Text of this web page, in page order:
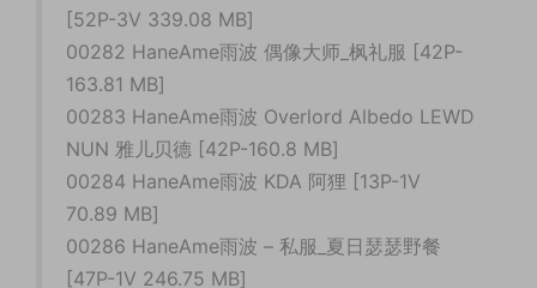
[52P-3V 339.08 MB]
00282 HaneAme雨波 偶像大师_枫礼服 [42P-
163.81 MB]
00283 HaneAme雨波 Overlord Albedo LEWD
NUN 雅儿贝德 [42P-160.8 MB]
00284 HaneAme雨波 KDA 阿狸 [13P-1V
70.89 MB]
00286 HaneAme雨波 – 私服_夏日瑟瑟野餐
[47P-1V 246.75 MB]